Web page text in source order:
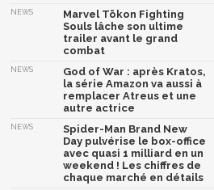
NEWS
Marvel Tōkon Fighting
Souls lâche son ultime
trailer avant le grand
combat
NEWS
God of War : après Kratos,
la série Amazon va aussi à
remplacer Atreus et une
autre actrice
NEWS
Spider-Man Brand New
Day pulvérise le box-office
avec quasi 1 milliard en un
weekend ! Les chiffres de
chaque marché en détails